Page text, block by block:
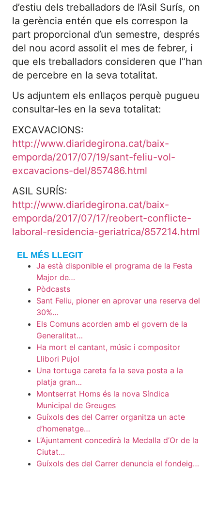
d’estiu dels treballadors de l’Asil Surís, on
la gerència entén que els correspon la
part proporcional d’un semestre, després
del nou acord assolit el mes de febrer, i
que els treballadors consideren que l’’han
de percebre en la seva totalitat.
Us adjuntem els enllaços perquè pugueu
consultar-les en la seva totalitat:
EXCAVACIONS:
http://www.diaridegirona.cat/baix-
emporda/2017/07/19/sant-feliu-vol-
excavacions-del/857486.html
ASIL SURÍS:
http://www.diaridegirona.cat/baix-
emporda/2017/07/17/reobert-conflicte-
laboral-residencia-geriatrica/857214.html
EL MÉS LLEGIT
Ja està disponible el programa de la Festa
Major de…
Pòdcasts
Sant Feliu, pioner en aprovar una reserva del
30%…
Els Comuns acorden amb el govern de la
Generalitat…
Ha mort el cantant, músic i compositor
Llibori Pujol
Una tortuga careta fa la seva posta a la
platja gran…
Montserrat Homs és la nova Síndica
Municipal de Greuges
Guíxols des del Carrer organitza un acte
d’homenatge…
L’Ajuntament concedirà la Medalla d’Or de la
Ciutat…
Guíxols des del Carrer denuncia el fondeig…